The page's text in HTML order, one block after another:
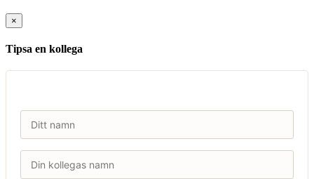
×
Tipsa en kollega